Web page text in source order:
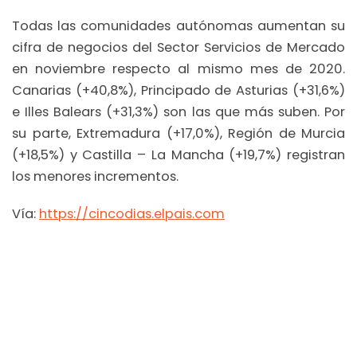
Todas las comunidades autónomas aumentan su
cifra de negocios del Sector Servicios de Mercado
en noviembre respecto al mismo mes de 2020.
Canarias (+40,8%), Principado de Asturias (+31,6%)
e Illes Balears (+31,3%) son las que más suben. Por
su parte, Extremadura (+17,0%), Región de Murcia
(+18,5%) y Castilla – La Mancha (+19,7%) registran
los menores incrementos.
Vía: https://cincodias.elpais.com